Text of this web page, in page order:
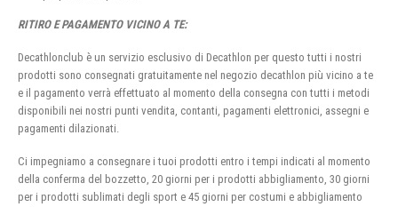
RITIRO E PAGAMENTO VICINO A TE:
Decathlonclub è un servizio esclusivo di Decathlon per questo tutti i nostri
prodotti sono consegnati gratuitamente nel negozio decathlon più vicino a te
e il pagamento verrà effettuato al momento della consegna con tutti i metodi
disponibili nei nostri punti vendita, contanti, pagamenti elettronici, assegni e
pagamenti dilazionati.
Ci impegniamo a consegnare i tuoi prodotti entro i tempi indicati al momento
della conferma del bozzetto, 20 giorni per i prodotti abbigliamento, 30 giorni
per i prodotti sublimati degli sport e 45 giorni per costumi e abbigliamento